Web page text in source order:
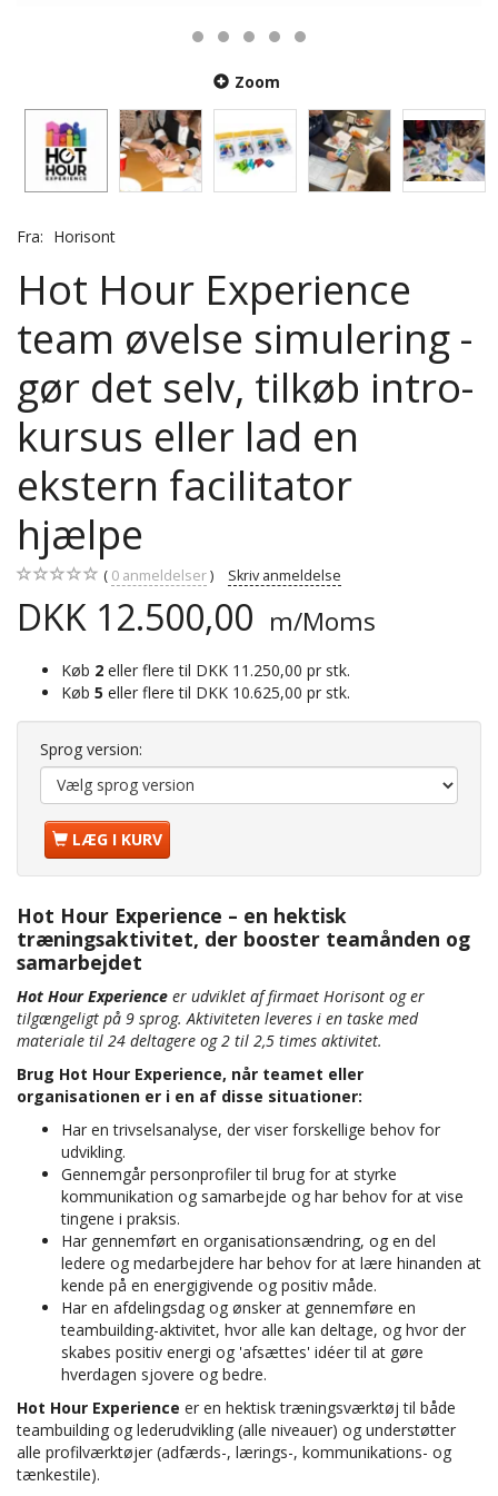
Zoom
Fra: Horisont
Hot Hour Experience
team øvelse simulering -
gør det selv, tilkøb intro-
kursus eller lad en
ekstern facilitator
hjælpe
0 anmeldelser Skriv anmeldelse
DKK 12.500,00 m/Moms
Køb 2 eller flere til DKK 11.250,00 pr stk.
Køb 5 eller flere til DKK 10.625,00 pr stk.
Sprog version:
LÆG I KURV
Hot Hour Experience – en hektisk
træningsaktivitet, der booster teamånden og
samarbejdet
Hot Hour Experience er udviklet af firmaet Horisont og er
tilgængeligt på 9 sprog. Aktiviteten leveres i en taske med
materiale til 24 deltagere og 2 til 2,5 times aktivitet.
Brug Hot Hour Experience, når teamet eller
organisationen er i en af disse situationer:
Har en trivselsanalyse, der viser forskellige behov for
udvikling.
Gennemgår personprofiler til brug for at styrke
kommunikation og samarbejde og har behov for at vise
tingene i praksis.
Har gennemført en organisationsændring, og en del
ledere og medarbejdere har behov for at lære hinanden at
kende på en energigivende og positiv måde.
Har en afdelingsdag og ønsker at gennemføre en
teambuilding-aktivitet, hvor alle kan deltage, og hvor der
skabes positiv energi og 'afsættes' idéer til at gøre
hverdagen sjovere og bedre.
Hot Hour Experience er en hektisk træningsværktøj til både
teambuilding og lederudvikling (alle niveauer) og understøtter
alle profilværktøjer (adfærds-, lærings-, kommunikations- og
tænkestile).